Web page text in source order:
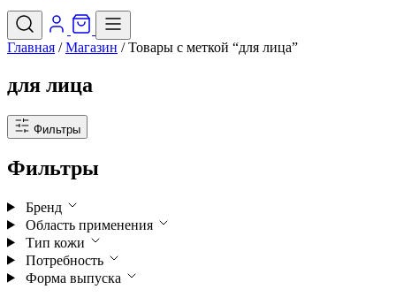
Главная / Магазин /Товары с меткой “для лица”
для лица
Фильтры
Фильтры
Бренд
Область применения
Тип кожи
Потребность
Форма выпуска